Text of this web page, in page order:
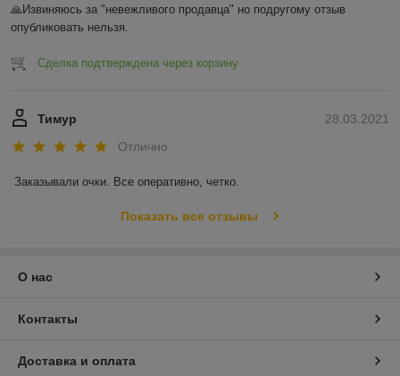
🙏Извиняюсь за "невежливого продавца" но подругому отзыв
опубликовать нельзя.
Сделка подтверждена через корзину
28.03.2021
Тимур
Отлично
Заказывали очки. Все оперативно, четко.
Показать все отзывы
О нас
Контакты
Доставка и оплата